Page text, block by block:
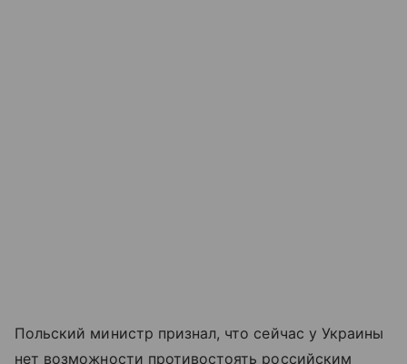
Польский министр признал, что сейчас у Украины
нет возможности противостоять российским